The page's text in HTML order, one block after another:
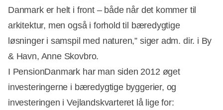
Danmark er helt i front – både når det kommer til
arkitektur, men også i forhold til bæredygtige
løsninger i samspil med naturen,” siger adm. dir. i By
& Havn, Anne Skovbro.
I PensionDanmark har man siden 2012 øget
investeringerne i bæredygtige byggerier, og
investeringen i Vejlandskvarteret lå lige for: